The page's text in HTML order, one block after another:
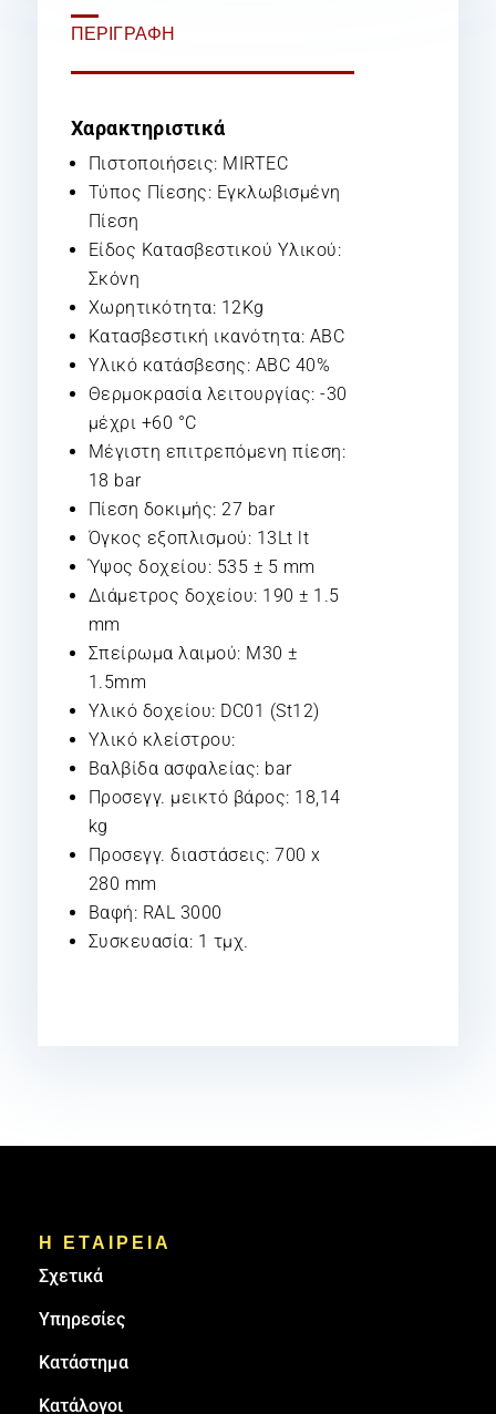
ΠΕΡΙΓΡΑΦΉ
Χαρακτηριστικά
Πιστοποιήσεις: MIRTEC
Τύπος Πίεσης: Εγκλωβισμένη
Πίεση
Είδος Κατασβεστικού Υλικού:
Σκόνη
Χωρητικότητα: 12Kg
Κατασβεστική ικανότητα: ABC
Υλικό κατάσβεσης: ABC 40%
Θερμοκρασία λειτουργίας: -30
μέχρι +60 °C
Μέγιστη επιτρεπόμενη πίεση:
18 bar
Πίεση δοκιμής: 27 bar
Όγκος εξοπλισμού: 13Lt lt
Ύψος δοχείου: 535 ± 5 mm
Διάμετρος δοχείου: 190 ± 1.5
mm
Σπείρωμα λαιμού: M30 ±
1.5mm
Υλικό δοχείου: DC01 (St12)
Υλικό κλείστρου:
Βαλβίδα ασφαλείας: bar
Προσεγγ. μεικτό βάρος: 18,14
kg
Προσεγγ. διαστάσεις: 700 x
280 mm
Βαφή: RAL 3000
Συσκευασία: 1 τμχ.
Η ΕΤΑΙΡΕΙΑ
Σχετικά
Υπηρεσίες
Κατάστημα
Κατάλογοι